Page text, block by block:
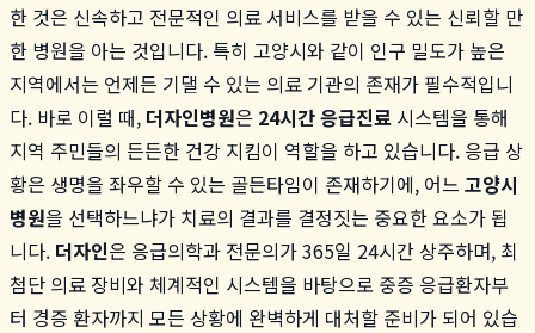
한 것은 신속하고 전문적인 의료 서비스를 받을 수 있는 신뢰할 만
한 병원을 아는 것입니다. 특히 고양시와 같이 인구 밀도가 높은
지역에서는 언제든 기댈 수 있는 의료 기관의 존재가 필수적입니
다. 바로 이럴 때, 더자인병원은 24시간 응급진료 시스템을 통해
지역 주민들의 든든한 건강 지킴이 역할을 하고 있습니다. 응급 상
황은 생명을 좌우할 수 있는 골든타임이 존재하기에, 어느 고양시
병원을 선택하느냐가 치료의 결과를 결정짓는 중요한 요소가 됩
니다. 더자인은 응급의학과 전문의가 365일 24시간 상주하며, 최
첨단 의료 장비와 체계적인 시스템을 바탕으로 중증 응급환자부
터 경증 환자까지 모든 상황에 완벽하게 대처할 준비가 되어 있습